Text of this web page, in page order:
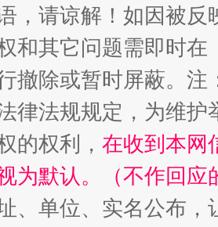
，请谅解！如因被
和其它问题需即时在
撤除或暂时屏蔽。
律法规规定，为维
的权利， 在收到本网
为默认。（不作回应
、单位、实名公布